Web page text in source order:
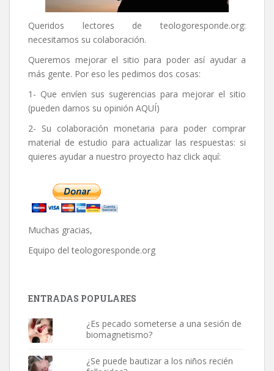
Queridos lectores de teologoresponde.org:
necesitamos su colaboración.
Queremos mejorar el sitio para poder así ayudar a
más gente. Por eso les pedimos dos cosas:
1- Que envíen sus sugerencias para mejorar el sitio
(pueden darnos su opinión AQUÍ)
2- Su colaboración monetaria para poder comprar
material de estudio para actualizar las respuestas: si
quieres ayudar a nuestro proyecto haz click aquí:
Muchas gracias,
Equipo del teologoresponde.org
ENTRADAS POPULARES
¿Es pecado someterse a una sesión de
biomagnetismo?
¿Se puede bautizar a los niños recién